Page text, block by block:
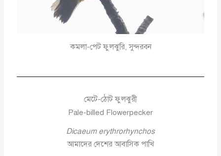
কমলা-পেট ফুলঝুরি, সুন্দরবন
মেটে-ঠোট ফুলঝুরী
Pale-billed Flowerpecker
Dicaeum erythrorhynchos
আমাদের দেশের আবাসিক পাখি